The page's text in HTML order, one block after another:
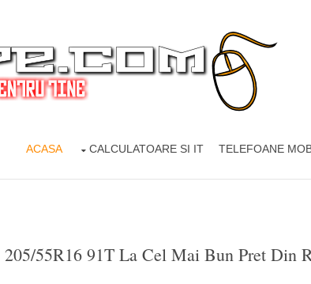
ACASA CALCULATOARE SI IT TELEFOANE
55R16 91T La Cel Mai Bun Pret Din